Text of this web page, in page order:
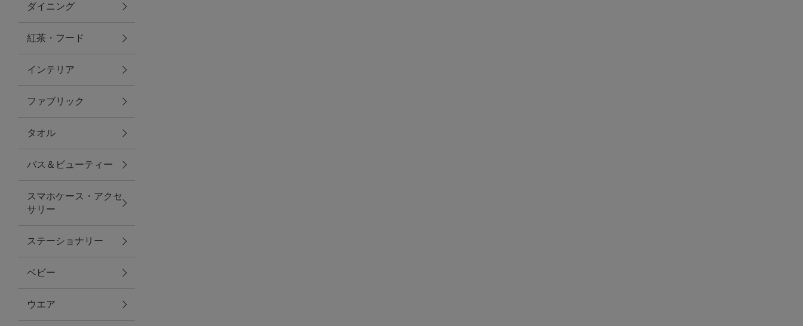
トラベルグッズ
ランチ
バッグ
キッチン・ダイニング
ダイニング
キッチン
ファブリック
ダイニング
紅茶・フード
インテリア
ファブリック
タオル
バス＆ビューティー
スマホケース・アクセ
サリー
ステーショナリー
ベビー
ウエア